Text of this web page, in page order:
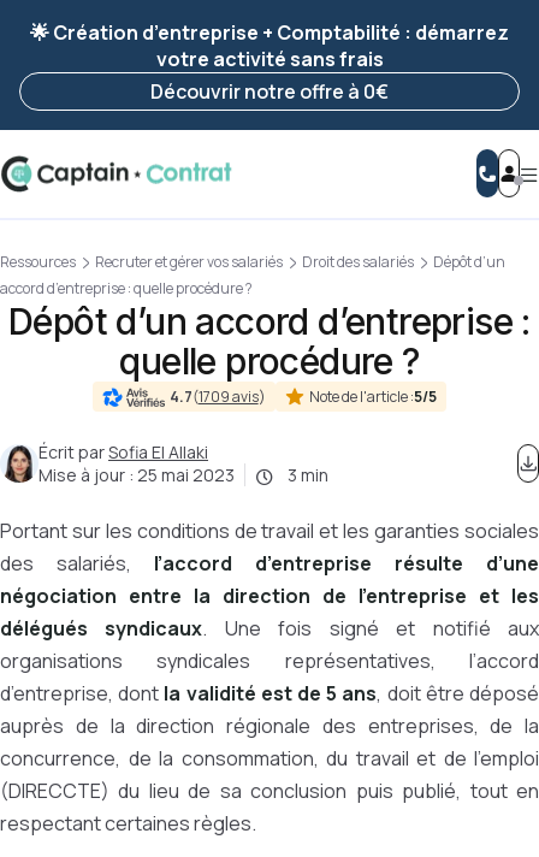
enregistrée 🚀
Reprendre ma démarche
🌟 Création d’entreprise + Comptabilité : démarrez
votre activité sans frais
Découvrir notre offre à 0€
Ressources Recruter et gérer vos salariés Droit des salariés
Dépôt d’un
accord d’entreprise : quelle procédure ?
Dépôt d’un accord d’entreprise :
quelle procédure ?
4.7(1709 avis) Note de l'article :5/5
Écrit parSofia El Allaki
Mise à jour : 25 mai 2023 3 min
Portant sur les conditions de travail et les garanties sociales
des salariés, l’accord d’entreprise résulte d’une
négociation entre la direction de l’entreprise et les
délégués syndicaux. Une fois signé et notifié aux
organisations syndicales représentatives, l’accord
d’entreprise, dont la validité est de 5 ans, doit être déposé
auprès de la direction régionale des entreprises, de la
concurrence, de la consommation, du travail et de l'emploi
(DIRECCTE) du lieu de sa conclusion puis publié, tout en
respectant certaines règles.